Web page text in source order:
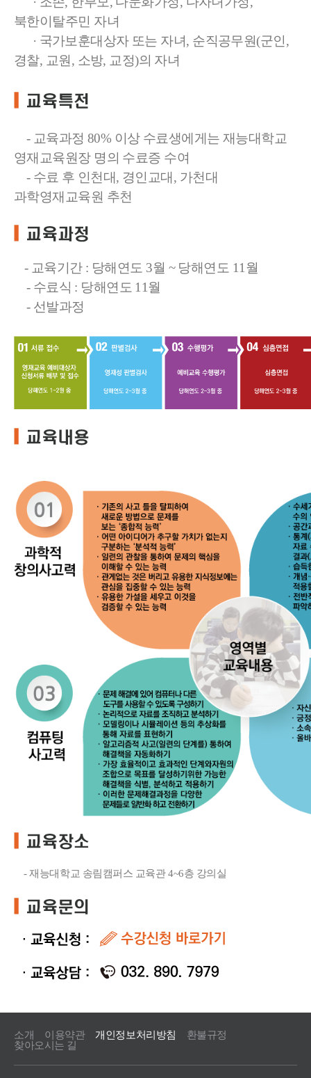
북한이탈주민 자녀
· 국가보훈대상자 또는 자녀, 순직공무원(군인,
경찰, 교원, 소방, 교정)의 자녀
- 교육과정 80% 이상 수료생에게는 재능대학교
영재교육원장 명의 수료증 수여
- 수료 후 인천대, 경인교대, 가천대
과학영재교육원 추천
- 교육기간 : 당해연도 3월 ~ 당해연도 11월
- 수료식 : 당해연도 11월
- 선발과정
- 재능대학교 송림캠퍼스 교육관 4~6층 강의실
소개 이용약관 개인정보처리방침
환불규정
찾아오시는 길